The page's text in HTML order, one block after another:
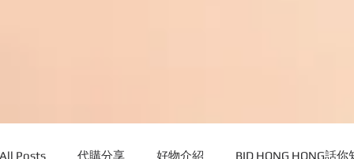
All Posts 代購分享 好物介紹 BID HONG HONG話你